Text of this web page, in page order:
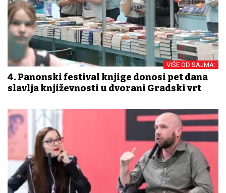
VIŠE OD SAJMA:
4. Panonski festival knjige donosi pet dana
slavlja književnosti u dvorani Gradski vrt